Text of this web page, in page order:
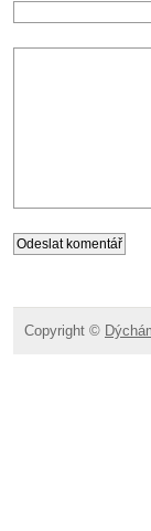
Copyright ©